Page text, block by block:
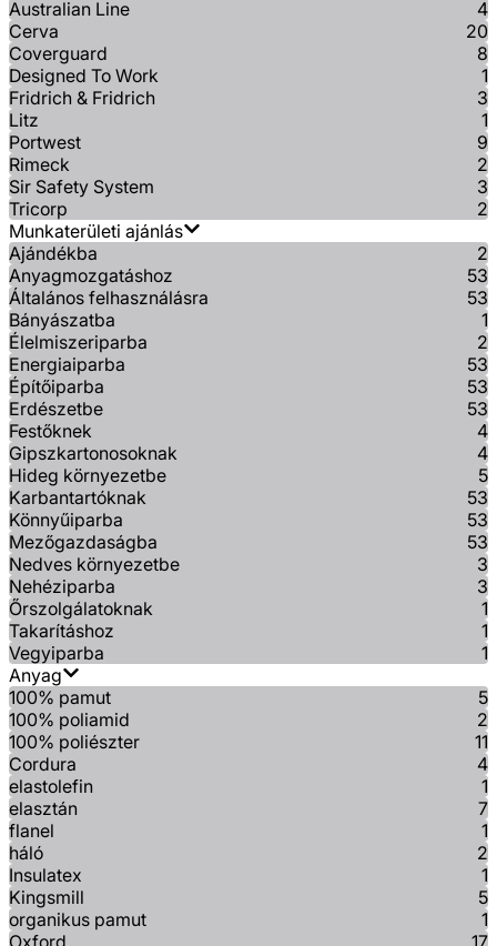
Australian Line
4
Cerva
20
Coverguard
8
Designed To Work
1
Fridrich & Fridrich
3
Litz
1
Portwest
9
Rimeck
2
Sir Safety System
3
Tricorp
2
Munkaterületi ajánlás
Ajándékba
2
Anyagmozgatáshoz
53
Általános felhasználásra
53
Bányászatba
1
Élelmiszeriparba
2
Energiaiparba
53
Építőiparba
53
Erdészetbe
53
Festőknek
4
Gipszkartonosoknak
4
Hideg környezetbe
5
Karbantartóknak
53
Könnyűiparba
53
Mezőgazdaságba
53
Nedves környezetbe
3
Nehéziparba
3
Őrszolgálatoknak
1
Takarításhoz
1
Vegyiparba
1
Anyag
100% pamut
5
100% poliamid
2
100% poliészter
11
Cordura
4
elastolefin
1
elasztán
7
flanel
1
háló
2
Insulatex
1
Kingsmill
5
organikus pamut
1
Oxford
17